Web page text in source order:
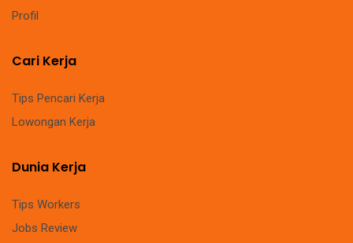
Profil
Cari Kerja
Tips Pencari Kerja
Lowongan Kerja
Dunia Kerja
Tips Workers
Jobs Review